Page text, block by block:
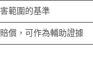
範圍的基準
償，可作為輔助證據